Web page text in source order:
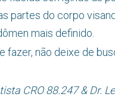
partes do corpo
mais definido.
fazer, não deixe de
CRO 88.247 &